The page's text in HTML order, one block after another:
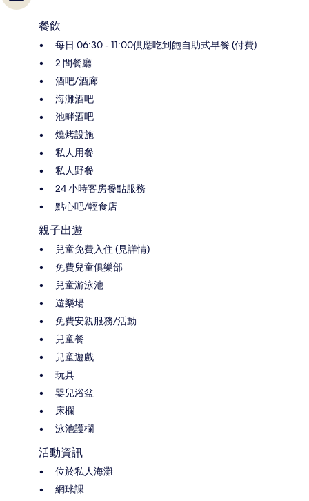
餐飲
每日 06:30 - 11:00供應吃到飽自助式早餐 (付費)
2 間餐廳
酒吧/酒廊
海灘酒吧
池畔酒吧
燒烤設施
私人用餐
私人野餐
24 小時客房餐點服務
點心吧/輕食店
親子出遊
兒童免費入住 (見詳情)
免費兒童俱樂部
兒童游泳池
遊樂場
免費安親服務/活動
兒童餐
兒童遊戲
玩具
嬰兒浴盆
床欄
泳池護欄
活動資訊
位於私人海灘
網球課